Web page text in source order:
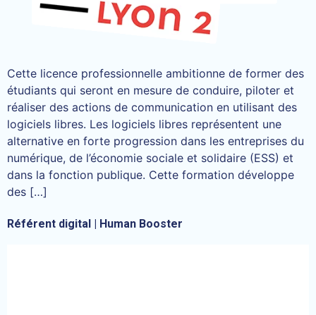
Cette licence professionnelle ambitionne de former des
étudiants qui seront en mesure de conduire, piloter et
réaliser des actions de communication en utilisant des
logiciels libres. Les logiciels libres représentent une
alternative en forte progression dans les entreprises du
numérique, de l’économie sociale et solidaire (ESS) et
dans la fonction publique. Cette formation développe
des […]
Référent digital | Human Booster